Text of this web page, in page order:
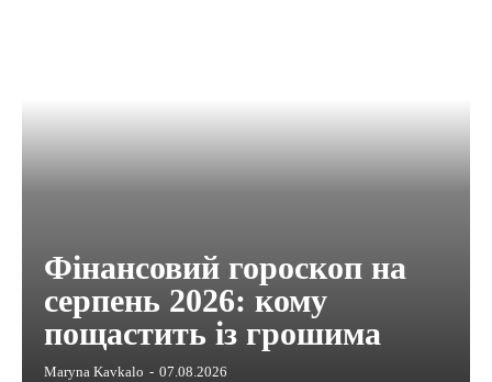
Фінансовий гороскоп на
серпень 2026: кому
пощастить із грошима
Maryna Kavkalo - 07.08.2026